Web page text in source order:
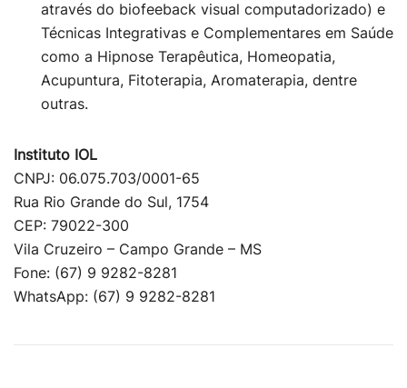
através do biofeeback visual computadorizado) e
Técnicas Integrativas e Complementares em Saúde
como a Hipnose Terapêutica, Homeopatia,
Acupuntura, Fitoterapia, Aromaterapia, dentre
outras.
Instituto IOL
CNPJ: 06.075.703/0001-65
Rua Rio Grande do Sul, 1754
CEP: 79022-300
Vila Cruzeiro – Campo Grande – MS
Fone: (67) 9 9282-8281
WhatsApp: (67) 9 9282-8281